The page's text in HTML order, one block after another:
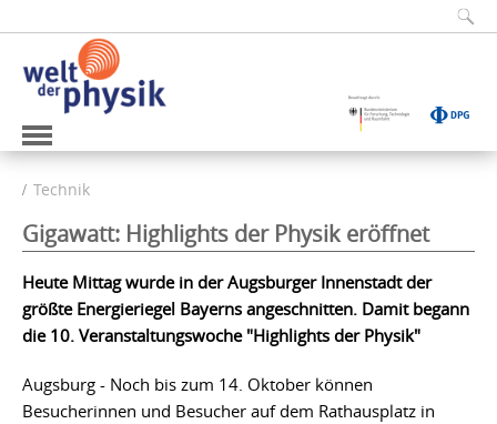
Technik
Gigawatt: Highlights der Physik eröffnet
Heute Mittag wurde in der Augsburger Innenstadt der
größte Energieriegel Bayerns angeschnitten. Damit begann
die 10. Veranstaltungswoche "Highlights der Physik"
Augsburg - Noch bis zum 14. Oktober können
Besucherinnen und Besucher auf dem Rathausplatz in